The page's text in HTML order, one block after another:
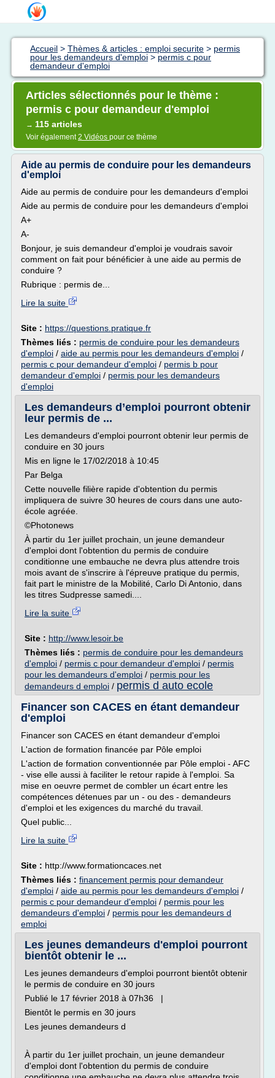
Accueil > Thèmes & articles : emploi securite > permis
pour les demandeurs d'emploi > permis c pour
demandeur d'emploi
Articles sélectionnés pour le thème :
permis c pour demandeur d'emploi
→ 115 articles
Voir également2 Vidéos pour ce thème
Aide au permis de conduire pour les demandeurs
d'emploi
Aide au permis de conduire pour les demandeurs d'emploi
Aide au permis de conduire pour les demandeurs d'emploi
A+
A-
Bonjour, je suis demandeur d'emploi je voudrais savoir
comment on fait pour bénéficier à une aide au permis de
conduire ?
Rubrique : permis de...
Lire la suite
Site : https://questions.pratique.fr
Thèmes liés : permis de conduire pour les demandeurs
d'emploi / aide au permis pour les demandeurs d'emploi /
permis c pour demandeur d'emploi / permis b pour
demandeur d'emploi / permis pour les demandeurs
d'emploi
Les demandeurs d’emploi pourront obtenir
leur permis de ...
Les demandeurs d'emploi pourront obtenir leur permis de
conduire en 30 jours
Mis en ligne le 17/02/2018 à 10:45
Par Belga
Cette nouvelle filière rapide d'obtention du permis
impliquera de suivre 30 heures de cours dans une auto-
école agréée.
©Photonews
À partir du 1er juillet prochain, un jeune demandeur
d'emploi dont l'obtention du permis de conduire
conditionne une embauche ne devra plus attendre trois
mois avant de s'inscrire à l'épreuve pratique du permis,
fait part le ministre de la Mobilité, Carlo Di Antonio, dans
les titres Sudpresse samedi....
Lire la suite
Site : http://www.lesoir.be
Thèmes liés : permis de conduire pour les demandeurs
d'emploi / permis c pour demandeur d'emploi / permis
pour les demandeurs d'emploi / permis pour les
demandeurs d emploi / permis d auto ecole
Financer son CACES en étant demandeur
d'emploi
Financer son CACES en étant demandeur d'emploi
L'action de formation financée par Pôle emploi
L'action de formation conventionnée par Pôle emploi - AFC
- vise elle aussi à faciliter le retour rapide à l'emploi. Sa
mise en oeuvre permet de combler un écart entre les
compétences détenues par un - ou des - demandeurs
d'emploi et les exigences du marché du travail.
Quel public...
Lire la suite
Site : http://www.formationcaces.net
Thèmes liés : financement permis pour demandeur
d'emploi / aide au permis pour les demandeurs d'emploi /
permis c pour demandeur d'emploi / permis pour les
demandeurs d'emploi / permis pour les demandeurs d
emploi
Les jeunes demandeurs d'emploi pourront
bientôt obtenir le ...
Les jeunes demandeurs d'emploi pourront bientôt obtenir
le permis de conduire en 30 jours
Publié le 17 février 2018 à 07h36 |
Bientôt le permis en 30 jours
Les jeunes demandeurs d
À partir du 1er juillet prochain, un jeune demandeur
d'emploi dont l'obtention du permis de conduire